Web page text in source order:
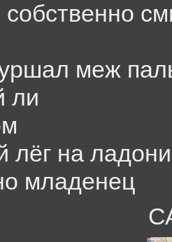
собственно
меж
ли
лёг на ладони
младенец